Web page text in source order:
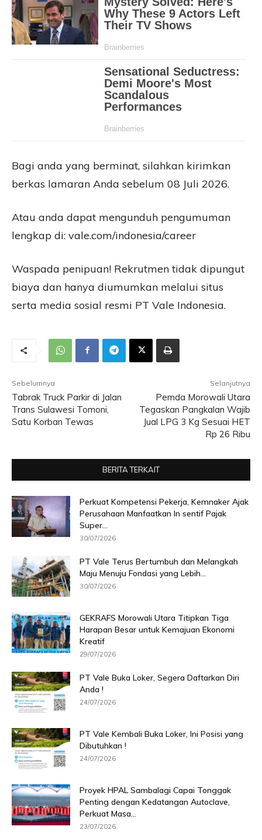
Bagi anda yang berminat, silahkan kirimkan
berkas lamaran Anda sebelum 08 Juli 2026.
Atau anda dapat mengunduh pengumuman
lengkap di: vale.com/indonesia/career
Waspada penipuan! Rekrutmen tidak dipungut
biaya dan hanya diumumkan melalui situs
serta media sosial resmi PT Vale Indonesia.
Sebelumnya
Tabrak Truck Parkir di Jalan
Trans Sulawesi Tomoni,
Satu Korban Tewas
Selanjutnya
Pemda Morowali Utara
Tegaskan Pangkalan Wajib
Jual LPG 3 Kg Sesuai HET
Rp 26 Ribu
BERITA TERKAIT
Perkuat Kompetensi Pekerja, Kemnaker Ajak
Perusahaan Manfaatkan In sentif Pajak
Super...
30/07/2026
PT Vale Terus Bertumbuh dan Melangkah
Maju Menuju Fondasi yang Lebih...
30/07/2026
GEKRAFS Morowali Utara Titipkan Tiga
Harapan Besar untuk Kemajuan Ekonomi
Kreatif
29/07/2026
PT Vale Buka Loker, Segera Daftarkan Diri
Anda !
24/07/2026
PT Vale Kembali Buka Loker, Ini Posisi yang
Dibutuhkan !
24/07/2026
Proyek HPAL Sambalagi Capai Tonggak
Penting dengan Kedatangan Autoclave,
Perkuat Masa...
23/07/2026